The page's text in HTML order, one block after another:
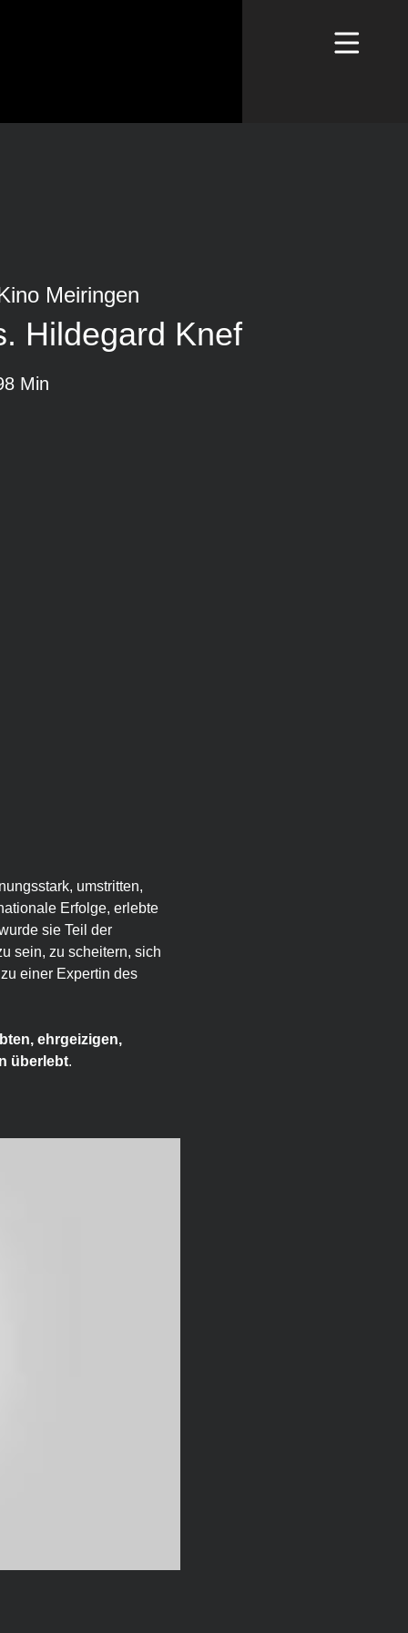
Meiringen
Hildegard Knef
Min
umstritten,
Erfolge, erlebte
sie Teil der
sein, zu scheitern, sich
einer Expertin des
ehrgeizigen,
überlebt.